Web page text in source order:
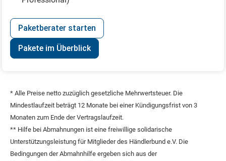
Paketberater starten
Pakete im Überblick
* Alle Preise netto zuzüglich gesetzliche Mehrwertsteuer. Die
Mindestlaufzeit beträgt 12 Monate bei einer Kündigungsfrist von 3
Monaten zum Ende der Vertragslaufzeit.
** Hilfe bei Abmahnungen ist eine freiwillige solidarische
Unterstützungsleistung für Mitglieder des Händlerbund e.V. Die
Bedingungen der Abmahnhilfe ergeben sich aus der